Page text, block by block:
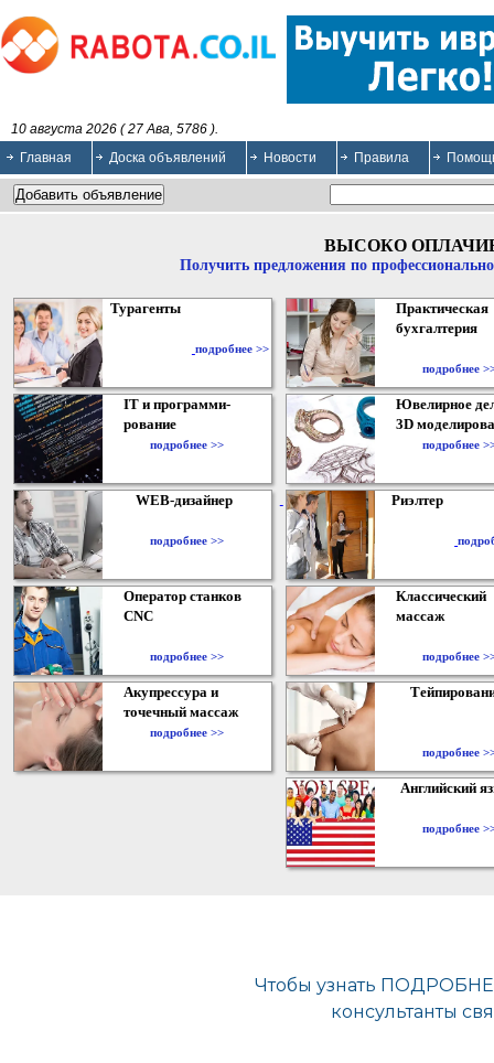
10 августа 2026 ( 27 Ава, 5786 ).
Главная
Доска объявлений Новости Правила
ВЫСОКО
Получить предложения по
Турагенты
подробнее >>
Практическая
бухгалтерия
подробнее
IT и программи-
рование
подробнее >>
Ювелирное
3D
подробнее
WEB-дизайнер
подробнее >>
Риэлтер
Оператор станков
CNC
подробнее >>
Классический
массаж
подробнее
Акупрессура и
точечный массаж
подробнее >>
подробнее
Английский
подробнее